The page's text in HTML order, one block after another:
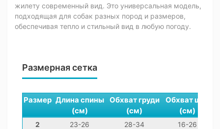
жилету современный вид. Это универсальная модель,
подходящая для собак разных пород и размеров,
обеспечивая тепло и стильный вид в любую погоду.
Размерная сетка
Размер Длина спины
(см)
Обхват груди
(см)
Обхват шеи
(см)
2 23-26 28-34
16-26